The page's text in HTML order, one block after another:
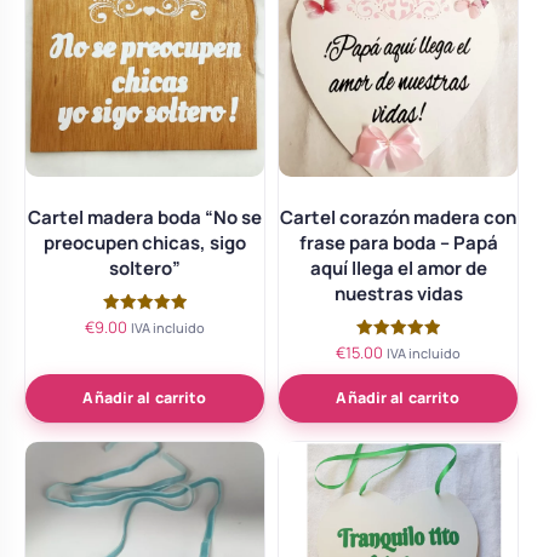
Cartel madera boda “No se
preocupen chicas, sigo
soltero”
Valorado
€9.00 IVA incluido
Añadir al carrito
Cartel corazón madera con
frase para boda – Papá
aquí llega el amor de
nuestras vidas
Valorado
5.00
de 5
€15.00 IVA incluido
Añadir al carrito
Este
producto
tiene